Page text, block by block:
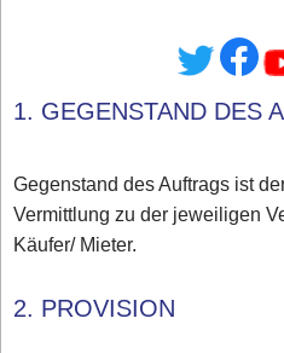
1. GEGENSTAND DES
Gegenstand des Auftrags ist
Vermittlung zu der jeweiligen
Käufer/ Mieter.
2. PROVISION